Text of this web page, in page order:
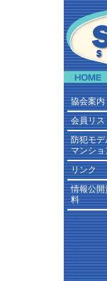
協会案内
会員リス
防犯モデ
マンショ
リンク
情報公開
料